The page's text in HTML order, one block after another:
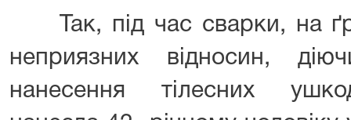
Так, під час сварки, на
неприязних відносин,
нанесення тілесних